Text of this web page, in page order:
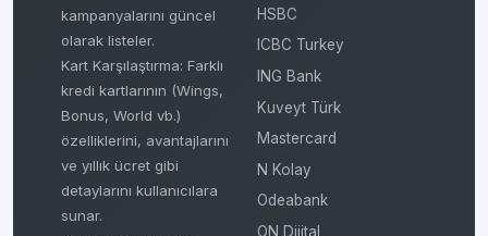
kampanyalarını güncel
olarak listeler.
Kart Karşılaştırma: Farklı
kredi kartlarının (Wings,
Bonus, World vb.)
özelliklerini, avantajlarını
ve yıllık ücret gibi
detaylarını kullanıcılara
sunar.
HSBC
ICBC Turkey
ING Bank
Kuveyt Türk
Mastercard
N Kolay
Odeabank
ON Dijital